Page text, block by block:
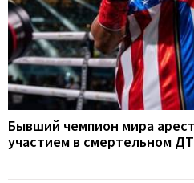
Бывший чемпион мира
участием в смертельном